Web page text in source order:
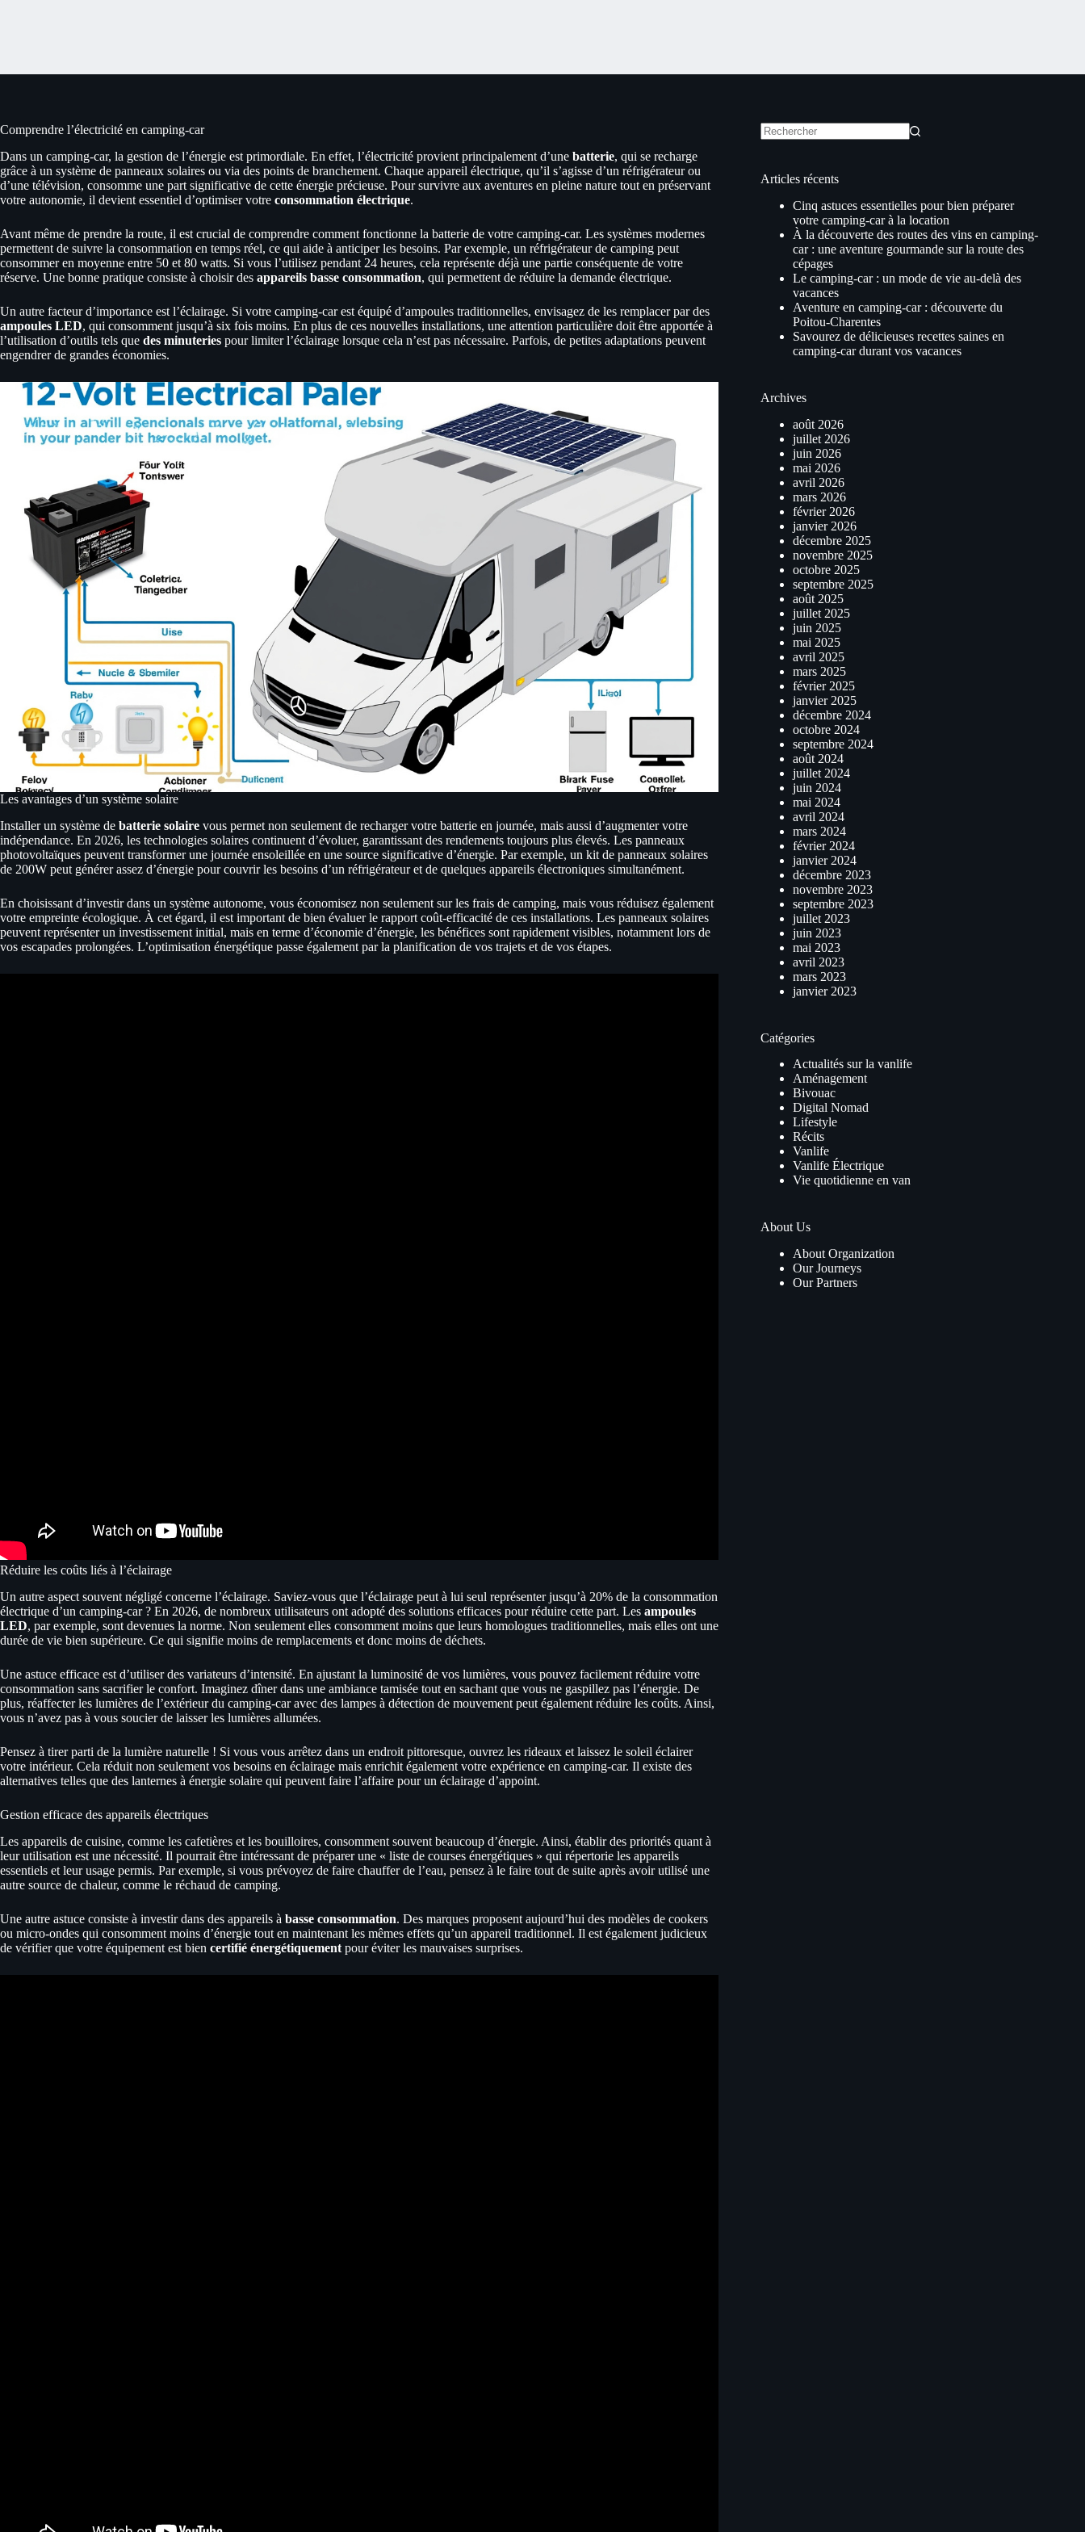
Comprendre l’électricité en camping-car
Dans un camping-car, la gestion de l’énergie est primordiale. En effet, l’électricité provient principalement d’une batterie, qui se recharge
grâce à un système de panneaux solaires ou via des points de branchement. Chaque appareil électrique, qu’il s’agisse d’un réfrigérateur ou
d’une télévision, consomme une part significative de cette énergie précieuse. Pour survivre aux aventures en pleine nature tout en préservant
votre autonomie, il devient essentiel d’optimiser votre consommation électrique.
Avant même de prendre la route, il est crucial de comprendre comment fonctionne la batterie de votre camping-car. Les systèmes modernes
permettent de suivre la consommation en temps réel, ce qui aide à anticiper les besoins. Par exemple, un réfrigérateur de camping peut
consommer en moyenne entre 50 et 80 watts. Si vous l’utilisez pendant 24 heures, cela représente déjà une partie conséquente de votre
réserve. Une bonne pratique consiste à choisir des appareils basse consommation, qui permettent de réduire la demande électrique.
Un autre facteur d’importance est l’éclairage. Si votre camping-car est équipé d’ampoules traditionnelles, envisagez de les remplacer par des
ampoules LED, qui consomment jusqu’à six fois moins. En plus de ces nouvelles installations, une attention particulière doit être apportée à
l’utilisation d’outils tels que des minuteries pour limiter l’éclairage lorsque cela n’est pas nécessaire. Parfois, de petites adaptations peuvent
engendrer de grandes économies.
Les avantages d’un système solaire
Installer un système de batterie solaire vous permet non seulement de recharger votre batterie en journée, mais aussi d’augmenter votre
indépendance. En 2026, les technologies solaires continuent d’évoluer, garantissant des rendements toujours plus élevés. Les panneaux
photovoltaïques peuvent transformer une journée ensoleillée en une source significative d’énergie. Par exemple, un kit de panneaux solaires
de 200W peut générer assez d’énergie pour couvrir les besoins d’un réfrigérateur et de quelques appareils électroniques simultanément.
En choisissant d’investir dans un système autonome, vous économisez non seulement sur les frais de camping, mais vous réduisez également
votre empreinte écologique. À cet égard, il est important de bien évaluer le rapport coût-efficacité de ces installations. Les panneaux solaires
peuvent représenter un investissement initial, mais en terme d’économie d’énergie, les bénéfices sont rapidement visibles, notamment lors de
vos escapades prolongées. L’optimisation énergétique passe également par la planification de vos trajets et de vos étapes.
Réduire les coûts liés à l’éclairage
Un autre aspect souvent négligé concerne l’éclairage. Saviez-vous que l’éclairage peut à lui seul représenter jusqu’à 20% de la consommation
électrique d’un camping-car ? En 2026, de nombreux utilisateurs ont adopté des solutions efficaces pour réduire cette part. Les ampoules
LED, par exemple, sont devenues la norme. Non seulement elles consomment moins que leurs homologues traditionnelles, mais elles ont une
durée de vie bien supérieure. Ce qui signifie moins de remplacements et donc moins de déchets.
Une astuce efficace est d’utiliser des variateurs d’intensité. En ajustant la luminosité de vos lumières, vous pouvez facilement réduire votre
consommation sans sacrifier le confort. Imaginez dîner dans une ambiance tamisée tout en sachant que vous ne gaspillez pas l’énergie. De
plus, réaffecter les lumières de l’extérieur du camping-car avec des lampes à détection de mouvement peut également réduire les coûts. Ainsi,
vous n’avez pas à vous soucier de laisser les lumières allumées.
Pensez à tirer parti de la lumière naturelle ! Si vous vous arrêtez dans un endroit pittoresque, ouvrez les rideaux et laissez le soleil éclairer
votre intérieur. Cela réduit non seulement vos besoins en éclairage mais enrichit également votre expérience en camping-car. Il existe des
alternatives telles que des lanternes à énergie solaire qui peuvent faire l’affaire pour un éclairage d’appoint.
Gestion efficace des appareils électriques
Les appareils de cuisine, comme les cafetières et les bouilloires, consomment souvent beaucoup d’énergie. Ainsi, établir des priorités quant à
leur utilisation est une nécessité. Il pourrait être intéressant de préparer une « liste de courses énergétiques » qui répertorie les appareils
essentiels et leur usage permis. Par exemple, si vous prévoyez de faire chauffer de l’eau, pensez à le faire tout de suite après avoir utilisé une
autre source de chaleur, comme le réchaud de camping.
Une autre astuce consiste à investir dans des appareils à basse consommation. Des marques proposent aujourd’hui des modèles de cookers
ou micro-ondes qui consomment moins d’énergie tout en maintenant les mêmes effets qu’un appareil traditionnel. Il est également judicieux
de vérifier que votre équipement est bien certifié énergétiquement pour éviter les mauvaises surprises.
Articles récents
Cinq astuces essentielles pour bien préparer
votre camping-car à la location
À la découverte des routes des vins en camping-
car : une aventure gourmande sur la route des
cépages
Le camping-car : un mode de vie au-delà des
vacances
Aventure en camping-car : découverte du
Poitou-Charentes
Savourez de délicieuses recettes saines en
camping-car durant vos vacances
Archives
août 2026
juillet 2026
juin 2026
mai 2026
avril 2026
mars 2026
février 2026
janvier 2026
décembre 2025
novembre 2025
octobre 2025
septembre 2025
août 2025
juillet 2025
juin 2025
mai 2025
avril 2025
mars 2025
février 2025
janvier 2025
décembre 2024
octobre 2024
septembre 2024
août 2024
juillet 2024
juin 2024
mai 2024
avril 2024
mars 2024
février 2024
janvier 2024
décembre 2023
novembre 2023
septembre 2023
juillet 2023
juin 2023
mai 2023
avril 2023
mars 2023
janvier 2023
Catégories
Actualités sur la vanlife
Aménagement
Bivouac
Digital Nomad
Lifestyle
Récits
Vanlife
Vanlife Électrique
Vie quotidienne en van
About Us
About Organization
Our Journeys
Our Partners